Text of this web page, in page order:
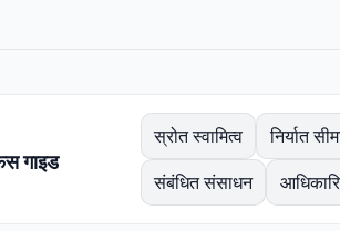
गाइड
स्रोत स्वामित्व निर्यात
संबंधित संसाधन